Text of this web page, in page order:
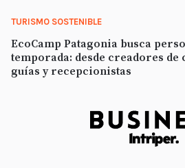
TURISMO SOSTENIBLE
EcoCamp Patagonia busca
temporada: desde creadores de
guías y recepcionistas